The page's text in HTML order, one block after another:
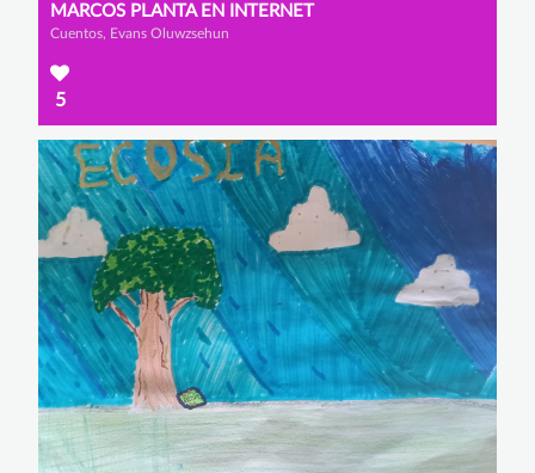
MARCOS PLANTA EN INTERNET
Cuentos, Evans Oluwzsehun
5